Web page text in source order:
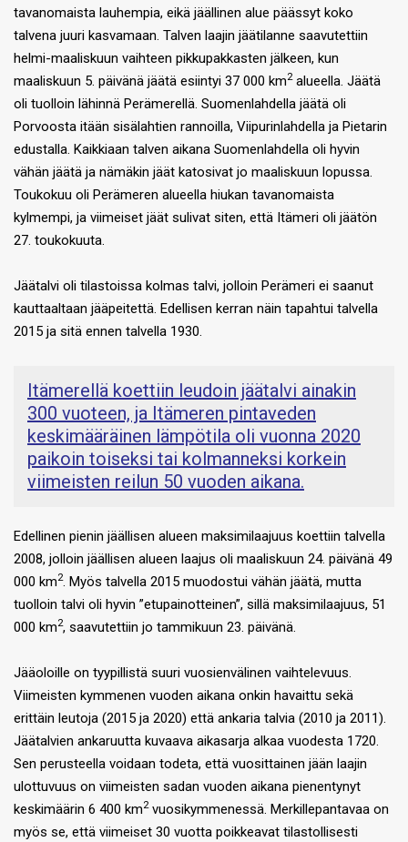
tavanomaista lauhempia, eikä jäällinen alue päässyt koko
talvena juuri kasvamaan. Talven laajin jäätilanne saavutettiin
helmi-maaliskuun vaihteen pikkupakkasten jälkeen, kun
maaliskuun 5. päivänä jäätä esiintyi 37 000 km2alueella. Jäätä
oli tuolloin lähinnä Perämerellä. Suomenlahdella jäätä oli
Porvoosta itään sisälahtien rannoilla, Viipurinlahdella ja Pietarin
edustalla. Kaikkiaan talven aikana Suomenlahdella oli hyvin
vähän jäätä ja nämäkin jäät katosivat jo maaliskuun lopussa.
Toukokuu oli Perämeren alueella hiukan tavanomaista
kylmempi, ja viimeiset jäät sulivat siten, että Itämeri oli jäätön
27. toukokuuta.
Jäätalvi oli tilastoissa kolmas talvi, jolloin Perämeri ei saanut
kauttaaltaan jääpeitettä. Edellisen kerran näin tapahtui talvella
2015 ja sitä ennen talvella 1930.
Itämerellä koettiin leudoin jäätalvi ainakin
300 vuoteen, ja Itämeren pintaveden
keskimääräinen lämpötila oli vuonna 2020
paikoin toiseksi tai kolmanneksi korkein
viimeisten reilun 50 vuoden aikana.
Edellinen pienin jäällisen alueen maksimilaajuus koettiin talvella
2008, jolloin jäällisen alueen laajus oli maaliskuun 24. päivänä 49
000 km2. Myös talvella 2015 muodostui vähän jäätä, mutta
tuolloin talvi oli hyvin ”etupainotteinen”, sillä maksimilaajuus, 51
000 km2, saavutettiin jo tammikuun 23. päivänä.
Jääoloille on tyypillistä suuri vuosienvälinen vaihtelevuus.
Viimeisten kymmenen vuoden aikana onkin havaittu sekä
erittäin leutoja (2015 ja 2020) että ankaria talvia (2010 ja 2011).
Jäätalvien ankaruutta kuvaava aikasarja alkaa vuodesta 1720.
Sen perusteella voidaan todeta, että vuosittainen jään laajin
ulottuvuus on viimeisten sadan vuoden aikana pienentynyt
keskimäärin 6 400 km2vuosikymmenessä. Merkillepantavaa on
myös se, että viimeiset 30 vuotta poikkeavat tilastollisesti